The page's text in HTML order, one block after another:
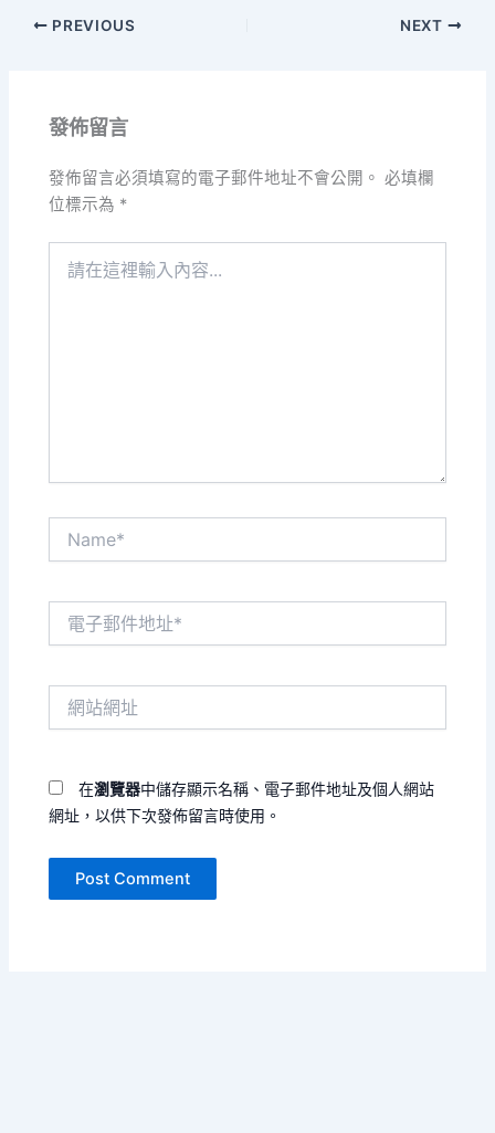
PREVIOUS NEXT
發佈留言
發佈留言必須填寫的電子郵件地址不會公開。 必填欄
位標示為 *
在瀏覽器中儲存顯示名稱、電子郵件地址及個人網站
網址，以供下次發佈留言時使用。